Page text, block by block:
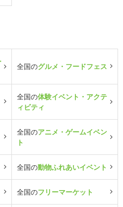
全国のグルメ・フードフェス
全国の体験イベント・アクテ
ィビティ
全国のアニメ・ゲームイベン
ト
全国の動物ふれあいイベント
全国のフリーマーケット